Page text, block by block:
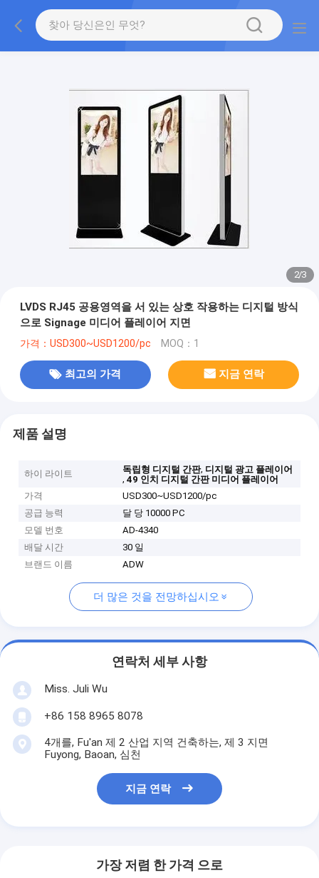
2/3
LVDS RJ45 공용영역을 서 있는 상호 작용하는 디지털 방식
으로 Signage 미디어 플레이어 지면
가격：USD300~USD1200/pc MOQ：1
최고의 가격 지금 연락
제품 설명
하이 라이트 독립형 디지털 간판, 디지털 광고 플레이어
,49 인치 디지털 간판 미디어 플레이어
가격
USD300~USD1200/pc
공급 능력
달 당 10000 PC
모델 번호
AD-4340
배달 시간
30 일
브랜드 이름
ADW
더 많은 것을 전망하십시오
연락처 세부 사항
Miss. Juli Wu
+86 158 8965 8078
4개를, Fu'an 제 2 산업 지역 건축하는, 제 3 지면
Fuyong, Baoan, 심천
지금 연락
가장 저렴 한 가격 으로